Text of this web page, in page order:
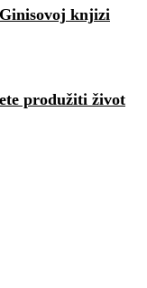
knjizi
produžiti život